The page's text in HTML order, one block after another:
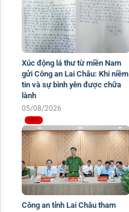
Xúc động lá thư từ miền Nam
gửi Công an Lai Châu: Khi niềm
tin và sự bình yên được chữa
lành
05/08/2026
Công an tỉnh Lai Châu tham